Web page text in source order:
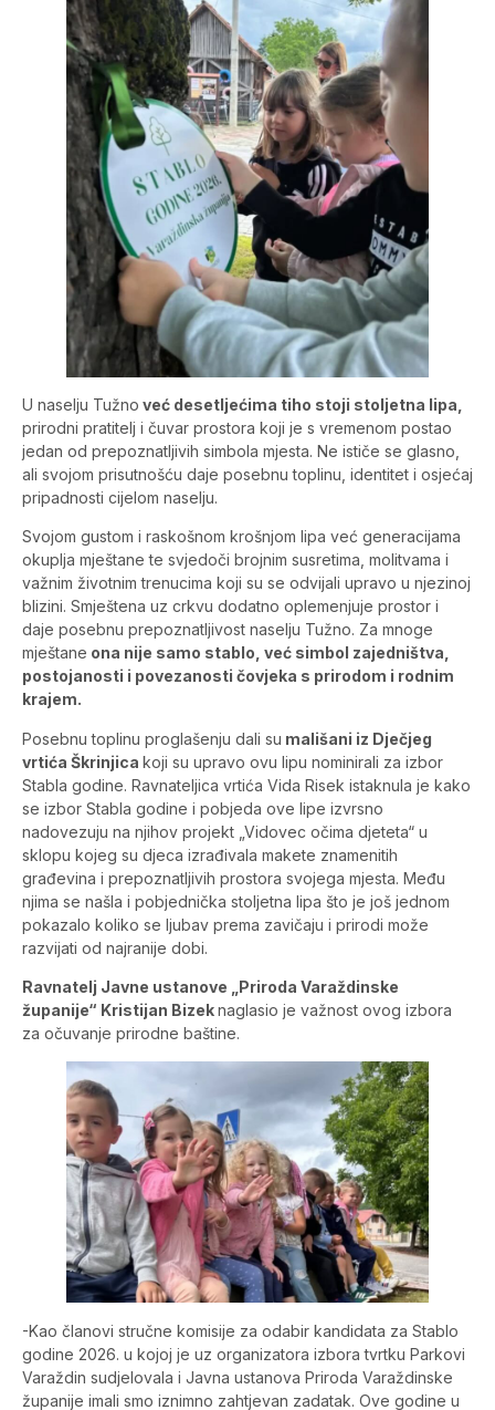
U naselju Tužno već desetljećima tiho stoji stoljetna lipa,
prirodni pratitelj i čuvar prostora koji je s vremenom postao
jedan od prepoznatljivih simbola mjesta. Ne ističe se glasno,
ali svojom prisutnošću daje posebnu toplinu, identitet i osjećaj
pripadnosti cijelom naselju.
Svojom gustom i raskošnom krošnjom lipa već generacijama
okuplja mještane te svjedoči brojnim susretima, molitvama i
važnim životnim trenucima koji su se odvijali upravo u njezinoj
blizini. Smještena uz crkvu dodatno oplemenjuje prostor i
daje posebnu prepoznatljivost naselju Tužno. Za mnoge
mještane ona nije samo stablo, već simbol zajedništva,
postojanosti i povezanosti čovjeka s prirodom i rodnim
krajem.
Posebnu toplinu proglašenju dali su mališani iz Dječjeg
vrtića Škrinjica koji su upravo ovu lipu nominirali za izbor
Stabla godine. Ravnateljica vrtića Vida Risek istaknula je kako
se izbor Stabla godine i pobjeda ove lipe izvrsno
nadovezuju na njihov projekt „Vidovec očima djeteta“ u
sklopu kojeg su djeca izrađivala makete znamenitih
građevina i prepoznatljivih prostora svojega mjesta. Među
njima se našla i pobjednička stoljetna lipa što je još jednom
pokazalo koliko se ljubav prema zavičaju i prirodi može
razvijati od najranije dobi.
Ravnatelj Javne ustanove „Priroda Varaždinske
županije“ Kristijan Bizeknaglasio je važnost ovog izbora
za očuvanje prirodne baštine.
-Kao članovi stručne komisije za odabir kandidata za Stablo
godine 2026. u kojoj je uz organizatora izbora tvrtku Parkovi
Varaždin sudjelovala i Javna ustanova Priroda Varaždinske
županije imali smo iznimno zahtjevan zadatak. Ove godine u